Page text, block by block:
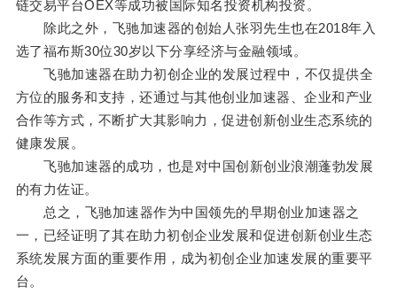
链交易平台OEX等成功被国际知名投资机构投资。
除此之外，飞驰加速器的创始人张羽先生也在2018年入
选了福布斯30位30岁以下分享经济与金融领域。
飞驰加速器在助力初创企业的发展过程中，不仅提供全
方位的服务和支持，还通过与其他创业加速器、企业和产业
合作等方式，不断扩大其影响力，促进创新创业生态系统的
健康发展。
飞驰加速器的成功，也是对中国创新创业浪潮蓬勃发展
的有力佐证。
总之，飞驰加速器作为中国领先的早期创业加速器之
一，已经证明了其在助力初创企业发展和促进创新创业生态
系统发展方面的重要作用，成为初创企业加速发展的重要平
台。